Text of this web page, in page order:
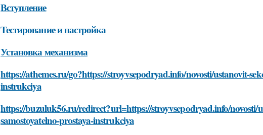
Вступление
Тестирование и настройка
Установка механизма
https://athemes.ru/go?https://stroyvsepodryad.info/novosti/ustanovit-
instrukciya
https://buzuluk56.ru/redirect?url=https://stroyvsepodryad.info/novosti/
samostoyatelno-prostaya-instrukciya